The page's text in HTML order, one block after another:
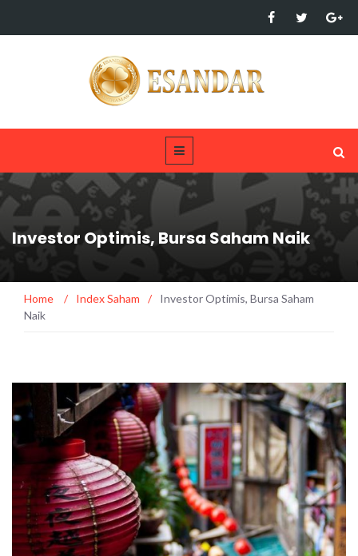
Investor Optimis, Bursa Saham Naik
Home / Index Saham /
Investor Optimis, Bursa Saham
Naik